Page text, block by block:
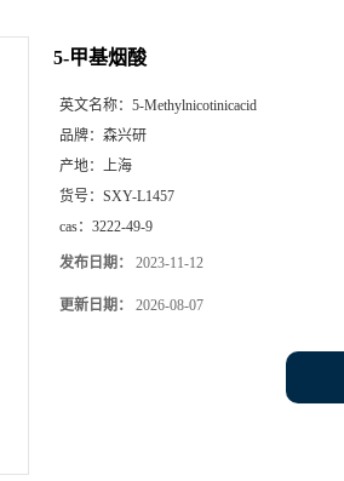
5-甲基烟酸
英文名称： 5-Methylnicotinicacid
品牌： 森兴研
产地： 上海
货号： SXY-L1457
cas： 3222-49-9
发布日期： 2023-11-12
更新日期： 2026-08-07